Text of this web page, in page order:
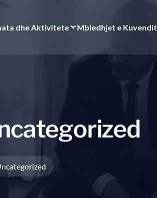
dhe Aktivitete Mbledhjet e Kuvendit
categorized